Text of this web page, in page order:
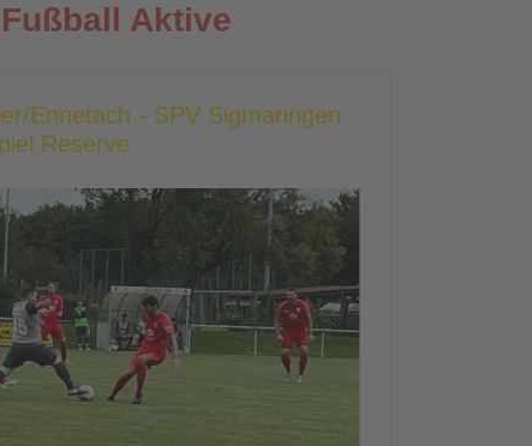
Aktive
Ennetach - SPV Sigmaringen
Reserve